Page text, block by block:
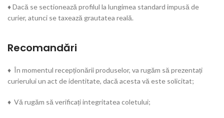
♦ Dacă se sectionează profilul la lungimea standard impusă de
curier, atunci se taxează grautatea reală.
Recomandări
♦ În momentul recepționării produselor, va rugăm să prezentați
curierului un act de identitate, dacă acesta vă este solicitat;
♦ Vă rugăm să verificați integritatea coletului;